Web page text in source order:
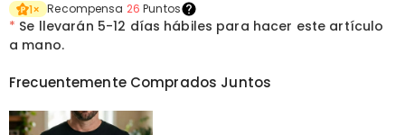
1× Recompensa 26 Puntos
* Se llevarán 5-12 días hábiles para hacer este artículo
a mano.
Frecuentemente Comprados Juntos